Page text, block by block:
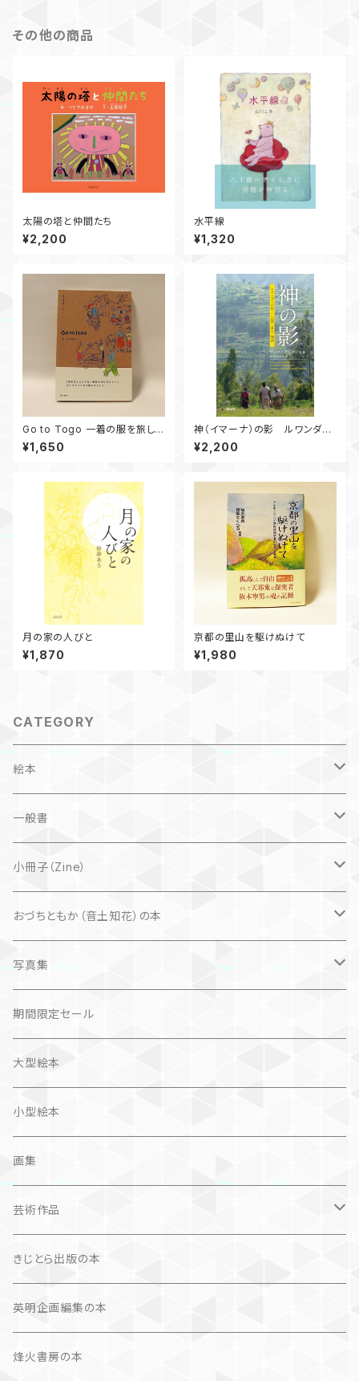
その他の商品
太陽の塔と仲間たち
¥2,200
水平線
¥1,320
Go to Togo 一着の服を旅して
つくる
¥1,650
神（イマーナ）の影 ルワンダへ
の旅―記憶・証言・物語
¥2,200
月の家の人びと
¥1,870
京都の里山を駆けぬけて
¥1,980
CATEGORY
絵本
子ども
自然科学絵本
楽しいお話
大人にも
一般書
海外翻訳
文芸、小説
問題提起
国内
文芸、小説
詩歌
文学（論）
小冊子（Zine）
猫
おづちともか（音土知花）の本
ZINE
仏語対訳絵本
写真集
写真集
作品＋エッセイ
カレンダー
画集
カレンダー
期間限定セール
大型絵本
小型絵本
画集
芸術作品
画集
作品集＋エッセイ
カレンダー
写真集
作品集＋エッセイ
きじとら出版の本
英明企画編集の本
烽火書房の本